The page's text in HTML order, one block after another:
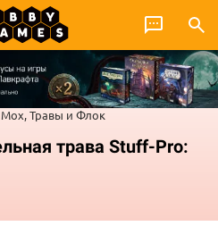
Мох, Травы и Флок
трава Stuff-Pro: